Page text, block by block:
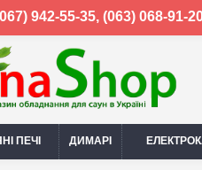
942-55-35, (063) 068-91-
ПЕЧІ ДИМАРІ